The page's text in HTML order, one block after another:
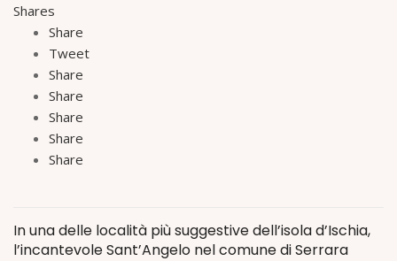
Shares
Share
Tweet
Share
Share
Share
Share
Share
In una delle località più suggestive dell’isola d’Ischia,
l’incantevole Sant’Angelo nel comune di Serrara